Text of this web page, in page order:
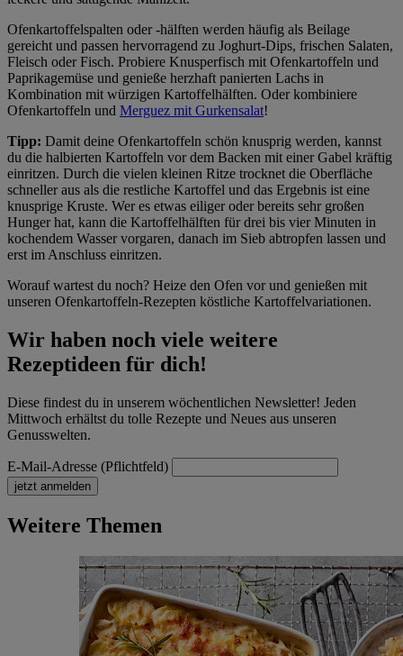
Ofenkartoffelspalten oder -hälften werden häufig als Beilage
gereicht und passen hervorragend zu Joghurt-Dips, frischen Salaten,
Fleisch oder Fisch. Probiere Knusperfisch mit Ofenkartoffeln und
Paprikagemüse und genieße herzhaft panierten Lachs in
Kombination mit würzigen Kartoffelhälften. Oder kombiniere
Ofenkartoffeln und Merguez mit Gurkensalat!
Tipp: Damit deine Ofenkartoffeln schön knusprig werden, kannst
du die halbierten Kartoffeln vor dem Backen mit einer Gabel kräftig
einritzen. Durch die vielen kleinen Ritze trocknet die Oberfläche
schneller aus als die restliche Kartoffel und das Ergebnis ist eine
knusprige Kruste. Wer es etwas eiliger oder bereits sehr großen
Hunger hat, kann die Kartoffelhälften für drei bis vier Minuten in
kochendem Wasser vorgaren, danach im Sieb abtropfen lassen und
erst im Anschluss einritzen.
Worauf wartest du noch? Heize den Ofen vor und genießen mit
unseren Ofenkartoffeln-Rezepten köstliche Kartoffelvariationen.
Wir haben noch viele weitere
Rezeptideen für dich!
Diese findest du in unserem wöchentlichen Newsletter! Jeden
Mittwoch erhältst du tolle Rezepte und Neues aus unseren
Genusswelten.
E-Mail-Adresse (Pflichtfeld)
jetzt anmelden
Weitere Themen